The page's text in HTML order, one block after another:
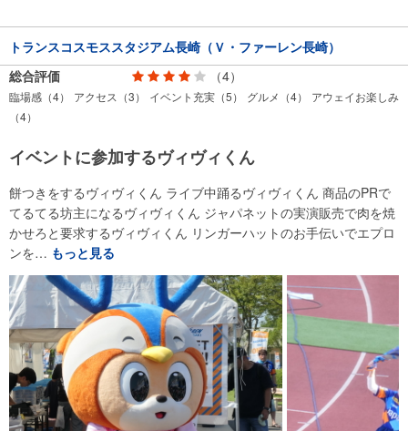
トランスコスモススタジアム長崎（Ｖ・ファーレン長崎）
総合評価
（4）
臨場感（4） アクセス（3） イベント充実（5） グルメ（4）
アウェイお楽しみ
（4）
イベントに参加するヴィヴィくん
餅つきをするヴィヴィくん ライブ中踊るヴィヴィくん 商品のPRで
てるてる坊主になるヴィヴィくん ジャパネットの実演販売で肉を焼
かせろと要求するヴィヴィくん リンガーハットのお手伝いでエプロ
ンを… もっと見る